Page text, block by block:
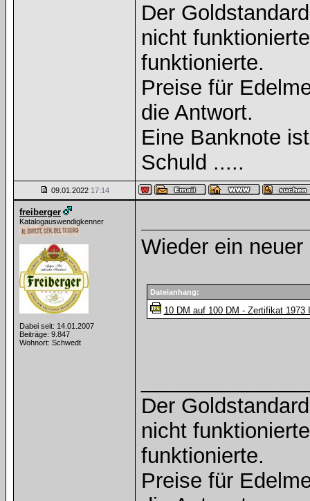
Der
nicht
funktionierte.
Preise für
die Antwort.
Eine Banknote
Schuld .....
09.01.2022 17:14
freiberger
Katalogauswendigkenner
Dabei seit: 14.01.2007
Beiträge: 9.847
Wohnort: Schwedt
Wieder ein
Dateianhang:
10 DM auf 100 DM - Zertifikat 1973
Der
nicht
funktionierte.
Preise für